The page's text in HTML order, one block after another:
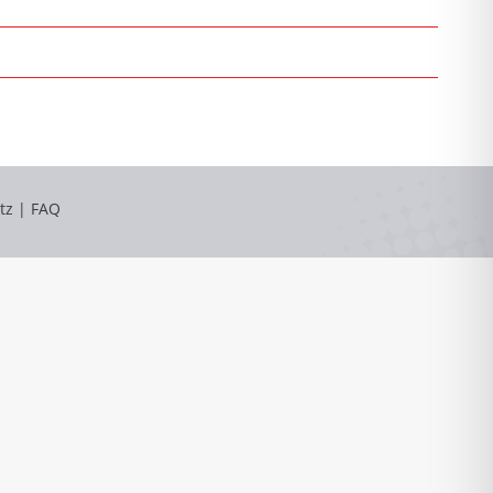
| FAQ